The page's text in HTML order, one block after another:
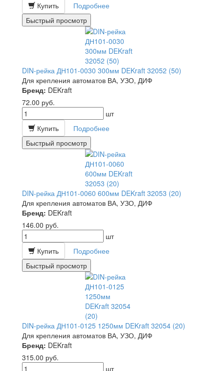
Купить
Подробнее
Быстрый просмотр
DIN-рейка ДН101-0030 300мм DEKraft 32052 (50)
Для крепления автоматов ВА, УЗО, ДИФ
Бренд: DEKraft
72.00 руб.
шт
Купить
Подробнее
Быстрый просмотр
DIN-рейка ДН101-0060 600мм DEKraft 32053 (20)
Для крепления автоматов ВА, УЗО, ДИФ
Бренд: DEKraft
146.00 руб.
шт
Купить
Подробнее
Быстрый просмотр
DIN-рейка ДН101-0125 1250мм DEKraft 32054 (20)
Для крепления автоматов ВА, УЗО, ДИФ
Бренд: DEKraft
315.00 руб.
шт